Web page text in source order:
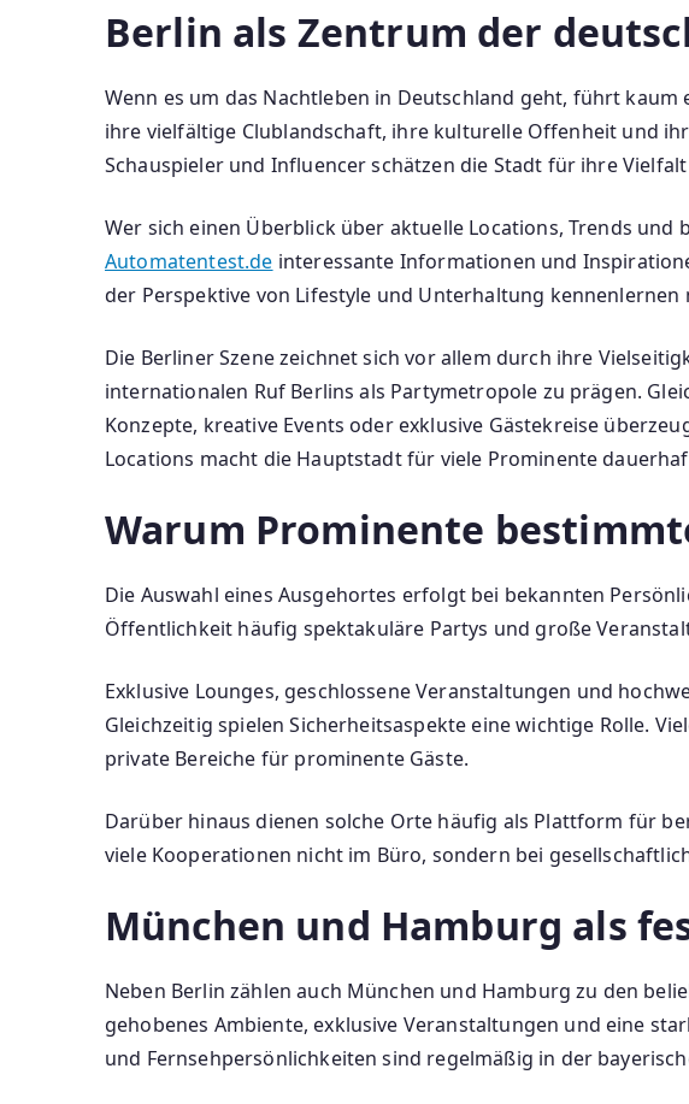
Berlin als Zentrum der
Wenn es um das Nachtleben in Deutschland geht, führt
ihre vielfältige Clublandschaft, ihre kulturelle Offenheit und
Schauspieler und Influencer schätzen die Stadt für ihre
Wer sich einen Überblick über aktuelle Locations, Trends
Automatentest.de interessante Informationen und
der Perspektive von Lifestyle und Unterhaltung
Die Berliner Szene zeichnet sich vor allem durch ihre
internationalen Ruf Berlins als Partymetropole zu prägen.
Konzepte, kreative Events oder exklusive Gästekreise
Locations macht die Hauptstadt für viele Prominente
Warum Prominente
Die Auswahl eines Ausgehortes erfolgt bei bekannten
Öffentlichkeit häufig spektakuläre Partys und große
Exklusive Lounges, geschlossene Veranstaltungen und
Gleichzeitig spielen Sicherheitsaspekte eine wichtige Rolle.
private Bereiche für prominente Gäste.
Darüber hinaus dienen solche Orte häufig als Plattform für
viele Kooperationen nicht im Büro, sondern bei
München und Hamburg als
Neben Berlin zählen auch München und Hamburg zu den
gehobenes Ambiente, exklusive Veranstaltungen und eine
und Fernsehpersönlichkeiten sind regelmäßig in der